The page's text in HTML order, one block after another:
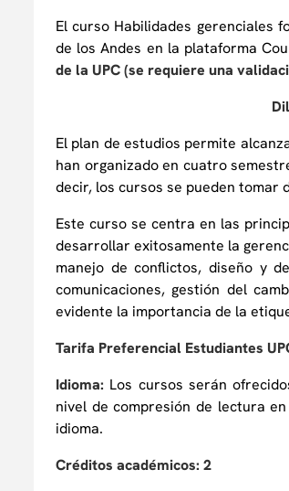
El curso Habilidades gerenciales
de los Andes en la plataforma
de la UPC (se requiere una
El plan de estudios permite
han organizado en cuatro
decir, los cursos se pueden tomar
Este curso se centra en las
desarrollar exitosamente la
manejo de conflictos, diseño y
comunicaciones, gestión del
evidente la importancia de la
Tarifa Preferencial Estudiantes
Idioma: Los cursos serán
nivel de compresión de lectura
idioma.
Créditos académicos: 2